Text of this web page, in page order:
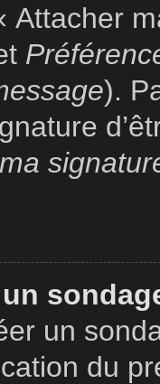
Attacher
).
un
du